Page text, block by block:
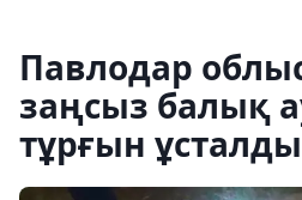
Павлодар
заңсыз балық
тұрғын ұсталды